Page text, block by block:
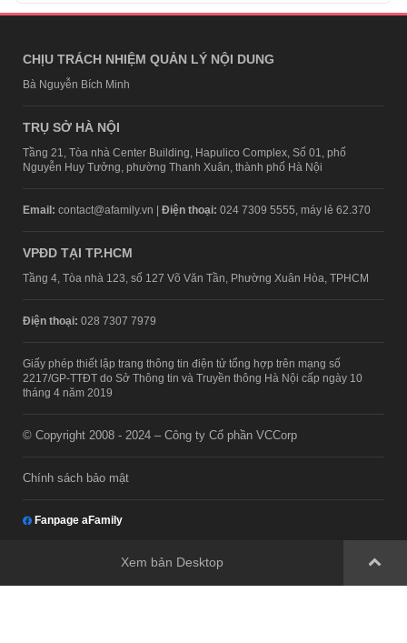
CHỊU TRÁCH NHIỆM QUẢN LÝ NỘI DUNG
Bà Nguyễn Bích Minh
TRỤ SỞ HÀ NỘI
Tầng 21, Tòa nhà Center Building, Hapulico Complex, Số 01, phố
Nguyễn Huy Tưởng, phường Thanh Xuân, thành phố Hà Nội
Email: contact@afamily.vn | Điện thoại: 024 7309 5555, máy lẻ 62.370
VPĐD TẠI TP.HCM
Tầng 4, Tòa nhà 123, số 127 Võ Văn Tần, Phường Xuân Hòa, TPHCM
Điện thoại: 028 7307 7979
Giấy phép thiết lập trang thông tin điện tử tổng hợp trên mạng số
2217/GP-TTĐT do Sở Thông tin và Truyền thông Hà Nội cấp ngày 10
tháng 4 năm 2019
© Copyright 2008 - 2024 – Công ty Cổ phần VCCorp
Chính sách bảo mật
Fanpage aFamily
Xem bản Desktop